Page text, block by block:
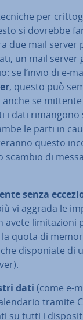
per
si dovrebbe
due mail server
un mail
se l’invio di e-
, questo può
anche se
i dati
le parti in
questo
di
senza
vi aggrada le
avete li­mi­ta­zio­ni
quota di
di­spo­nia­te di
dati (come e-
tramite
su tutti i